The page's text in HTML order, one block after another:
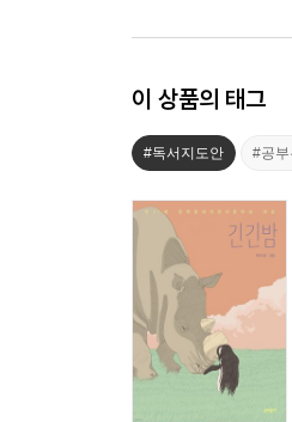
이 상품의 태그
#독서지도안 #공